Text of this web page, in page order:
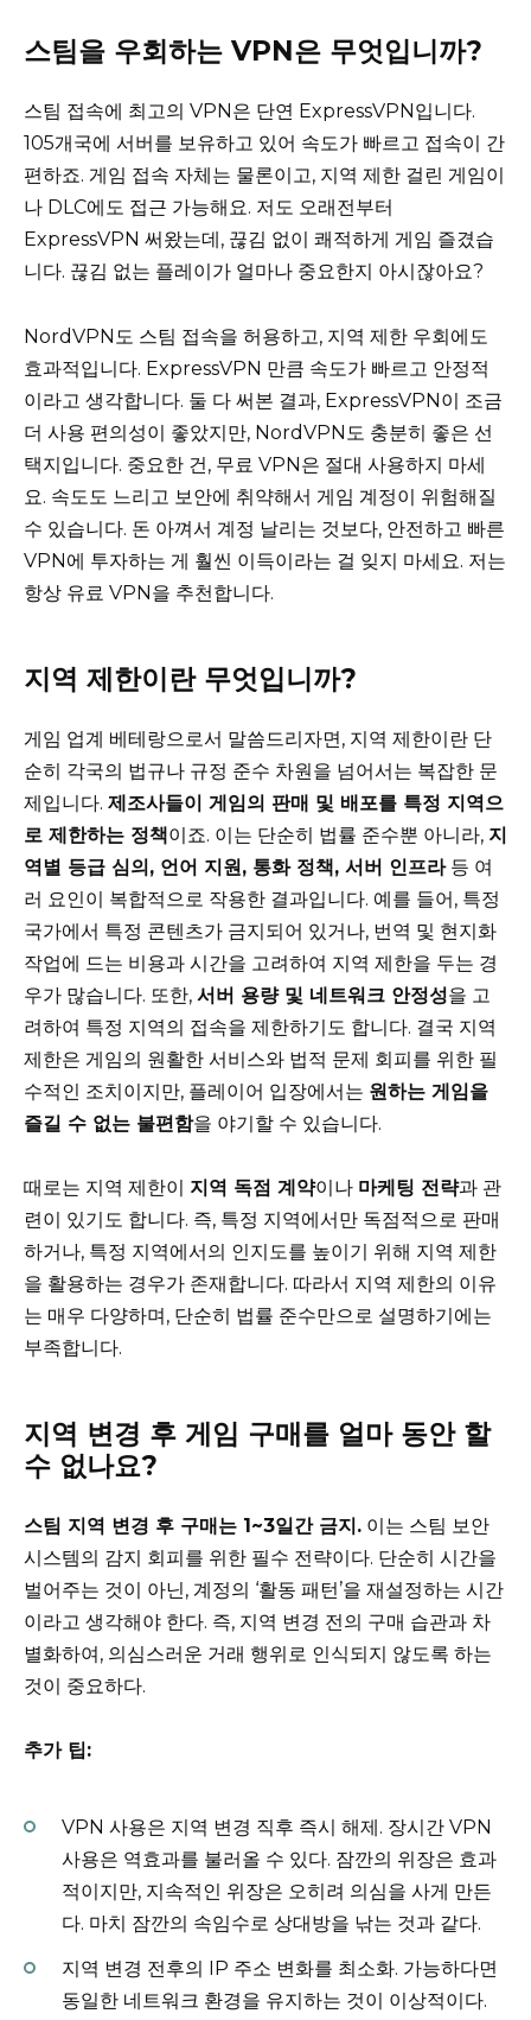
스팀을 우회하는 VPN은 무엇입니까?
스팀 접속에 최고의 VPN은 단연 ExpressVPN입니다.
105개국에 서버를 보유하고 있어 속도가 빠르고 접속이 간
편하죠. 게임 접속 자체는 물론이고, 지역 제한 걸린 게임이
나 DLC에도 접근 가능해요. 저도 오래전부터
ExpressVPN 써왔는데, 끊김 없이 쾌적하게 게임 즐겼습
니다. 끊김 없는 플레이가 얼마나 중요한지 아시잖아요?
NordVPN도 스팀 접속을 허용하고, 지역 제한 우회에도
효과적입니다. ExpressVPN 만큼 속도가 빠르고 안정적
이라고 생각합니다. 둘 다 써본 결과, ExpressVPN이 조금
더 사용 편의성이 좋았지만, NordVPN도 충분히 좋은 선
택지입니다. 중요한 건, 무료 VPN은 절대 사용하지 마세
요. 속도도 느리고 보안에 취약해서 게임 계정이 위험해질
수 있습니다. 돈 아껴서 계정 날리는 것보다, 안전하고 빠른
VPN에 투자하는 게 훨씬 이득이라는 걸 잊지 마세요. 저는
항상 유료 VPN을 추천합니다.
지역 제한이란 무엇입니까?
게임 업계 베테랑으로서 말씀드리자면, 지역 제한이란 단
순히 각국의 법규나 규정 준수 차원을 넘어서는 복잡한 문
제입니다. 제조사들이 게임의 판매 및 배포를 특정 지역으
로 제한하는 정책이죠. 이는 단순히 법률 준수뿐 아니라, 지
역별 등급 심의, 언어 지원, 통화 정책, 서버 인프라등 여
러 요인이 복합적으로 작용한 결과입니다. 예를 들어, 특정
국가에서 특정 콘텐츠가 금지되어 있거나, 번역 및 현지화
작업에 드는 비용과 시간을 고려하여 지역 제한을 두는 경
우가 많습니다. 또한, 서버 용량 및 네트워크 안정성을 고
려하여 특정 지역의 접속을 제한하기도 합니다. 결국 지역
제한은 게임의 원활한 서비스와 법적 문제 회피를 위한 필
수적인 조치이지만, 플레이어 입장에서는 원하는 게임을
즐길 수 없는 불편함을 야기할 수 있습니다.
때로는 지역 제한이 지역 독점 계약이나 마케팅 전략과 관
련이 있기도 합니다. 즉, 특정 지역에서만 독점적으로 판매
하거나, 특정 지역에서의 인지도를 높이기 위해 지역 제한
을 활용하는 경우가 존재합니다. 따라서 지역 제한의 이유
는 매우 다양하며, 단순히 법률 준수만으로 설명하기에는
부족합니다.
지역 변경 후 게임 구매를 얼마 동안 할
수 없나요?
스팀 지역 변경 후 구매는 1~3일간 금지. 이는 스팀 보안
시스템의 감지 회피를 위한 필수 전략이다. 단순히 시간을
벌어주는 것이 아닌, 계정의 ‘활동 패턴’을 재설정하는 시간
이라고 생각해야 한다. 즉, 지역 변경 전의 구매 습관과 차
별화하여, 의심스러운 거래 행위로 인식되지 않도록 하는
것이 중요하다.
추가 팁:
VPN 사용은 지역 변경 직후 즉시 해제. 장시간 VPN
사용은 역효과를 불러올 수 있다. 잠깐의 위장은 효과
적이지만, 지속적인 위장은 오히려 의심을 사게 만든
다. 마치 잠깐의 속임수로 상대방을 낚는 것과 같다.
지역 변경 전후의 IP 주소 변화를 최소화. 가능하다면
동일한 네트워크 환경을 유지하는 것이 이상적이다.